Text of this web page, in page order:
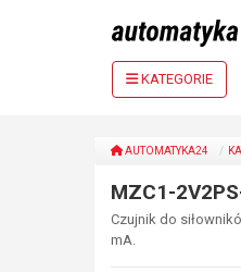
KATEGORIE
AUTOMATYKA24
MZC1-
Czujnik do
mA.